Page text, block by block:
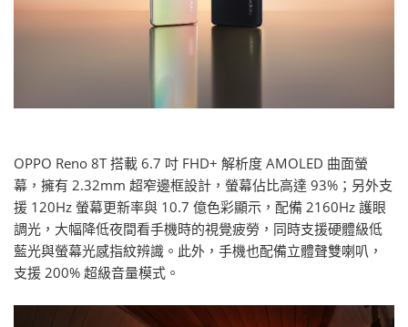
OPPO Reno 8T 搭載 6.7 吋 FHD+ 解析度 AMOLED 曲面螢
幕，擁有 2.32mm 超窄邊框設計，螢幕佔比高達 93%；另外支
援 120Hz 螢幕更新率與 10.7 億色彩顯示，配備 2160Hz 護眼
調光，大幅降低夜間看手機時的視覺疲勞，同時支援硬體級低
藍光與螢幕光感指紋辨識。此外，手機也配備立體聲雙喇叭，
支援 200% 超級音量模式。